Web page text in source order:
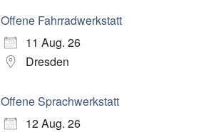
Offene Fahrradwerkstatt
11 Aug. 26
Dresden
Offene Sprachwerkstatt
12 Aug. 26